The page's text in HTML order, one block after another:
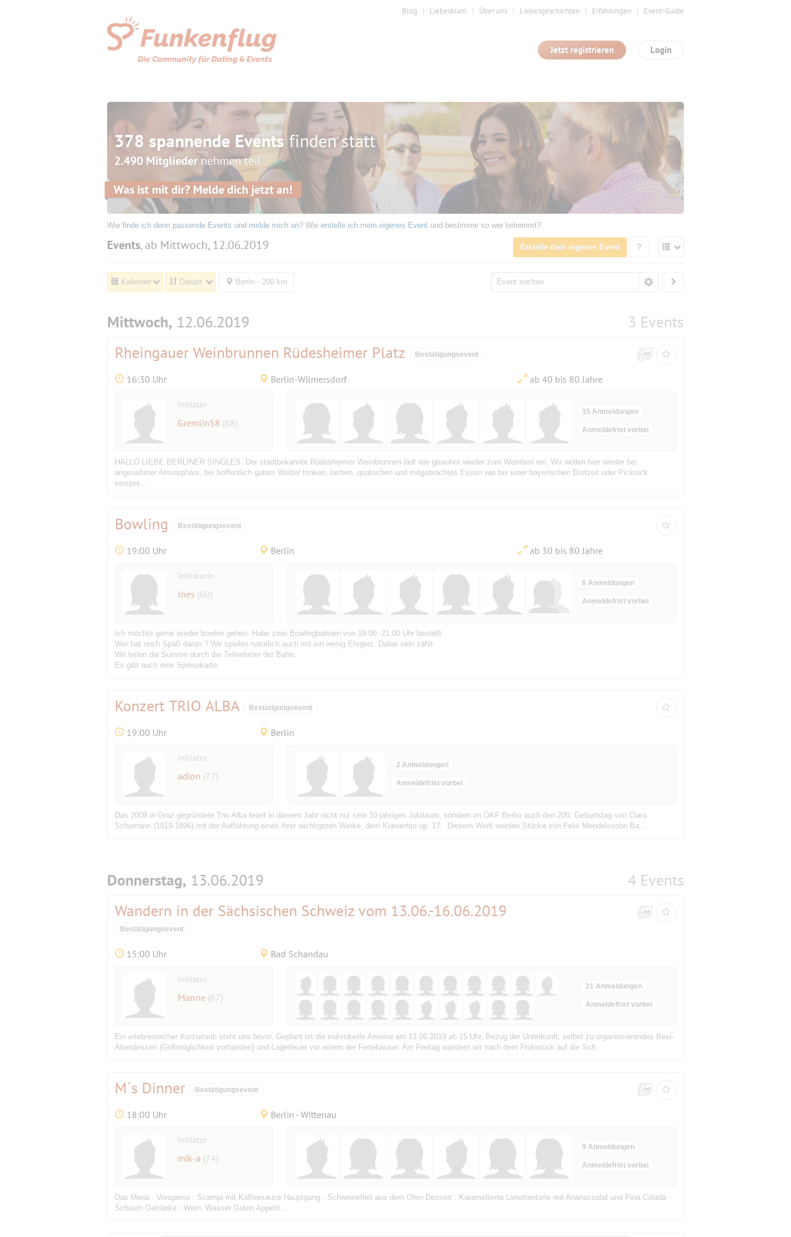
Blog Liebeskram Über uns Liebesgeschichten Erfahrungen Event-Guide
Login
Jetzt registrieren
378 spannende Eventsfinden statt
2.490 Mitgliedernehmen teil
Was ist mit dir? Melde dich jetzt an!
Wie finde ich denn passende Events und melde mich an? Wie erstelle ich mein eigenes Event und bestimme so wer teilnimmt?
Events, ab Mittwoch, 12.06.2019 Erstelle dein eigenes Event ?
Kalender Datum Berlin - 200 km
Mittwoch, 12.06.2019
3 Events
Rheingauer Weinbrunnen Rüdesheimer Platz
Bestätigungsevent
16:30 Uhr Berlin-Wilmersdorf ab 40 bis 80 Jahre
Initiator
Gremlin58 (68)
15 Anmeldungen
Anmeldefrist vorbei
HALLO LIEBE BERLINER SINGLES. Der stadtbekannte Rüdesheimer Weinbrunnen lädt wie gewohnt wieder zum Weinfest ein. Wir wollen hier wieder bei
angenehmer Atmosphäre, bei hoffentlich gutem Wetter trinken, lachen, quatschen und mitgebrachtes Essen wie bei einer bayerischen Brotzeit oder Picknick
verspei...
Bowling Bestätigungsevent
19:00 Uhr Berlin ab 30 bis 80 Jahre
Initiatorin
Ines (60)
6 Anmeldungen
Anmeldefrist vorbei
Ich möchte gerne wieder bowlen gehen. Habe zwei Bowlingbahnen von 19.00 -21.00 Uhr bestellt.
Wer hat noch Spaß daran ? Wir spielen natürlich auch mit ein wenig Ehrgeiz. Dabei sein zählt.
Wir teilen die Summe durch die Teilnehmer der Bahn.
Es gibt auch eine Speisekarte.
Konzert TRIO ALBA Bestätigungsevent
19:00 Uhr Berlin
Initiator
adion (77)
2 Anmeldungen
Anmeldefrist vorbei
Das 2009 in Graz gegründete Trio Alba feiert in diesem Jahr nicht nur sein 10-jähriges Jubiläum, sondern im ÖKF Berlin auch den 200. Geburtstag von Clara
Schumann (1819-1896) mit der Aufführung eines ihrer wichtigsten Werke, dem Klaviertrio op. 17. Diesem Werk werden Stücke von Felix Mendelssohn Ba...
Donnerstag, 13.06.2019
4 Events
Wandern in der Sächsischen Schweiz vom 13.06.-16.06.2019
Bestätigungsevent
15:00 Uhr Bad Schandau
Initiator
Manne (67)
21 Anmeldungen
Anmeldefrist vorbei
Ein erlebnisreicher Kurzurlaub steht uns bevor. Geplant ist die individuelle Anreise am 13.06.2019 ab 15 Uhr, Bezug der Unterkunft, selbst zu organiosierendes Besi-
Abendessen (Grillmöglichkeit vorhanden) und Lagerfeuer vor einem der Feriehäuser. Am Freitag wandern wir nach dem Frühstück auf die Sch...
M´s Dinner Bestätigungsevent
18:00 Uhr Berlin - Wittenau
Initiator
mik-a (74)
9 Anmeldungen
Anmeldefrist vorbei
Das Menü : Vorspeise : Scampi mit Kaffeesauce Hauptgang : Schweinefilet aus dem Ofen Dessert : Karamellierte Limettentarte mit Ananassalat und Pina Colada -
Schaum Getränke : Wein, Wasser Guten Appetit...